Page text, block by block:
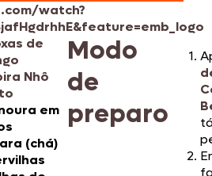
watch?
de
Nhô
em
(chá)
Modo
de
preparo